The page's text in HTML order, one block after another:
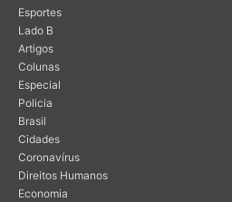
Esportes
Lado B
Artigos
Colunas
Especial
Policia
Brasil
Cidades
Coronavírus
Direitos Humanos
Economia